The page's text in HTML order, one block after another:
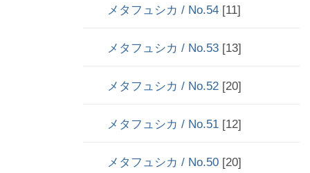
メタフュシカ / No.54 [11]
メタフュシカ / No.53 [13]
メタフュシカ / No.52 [20]
メタフュシカ / No.51 [12]
メタフュシカ / No.50 [20]